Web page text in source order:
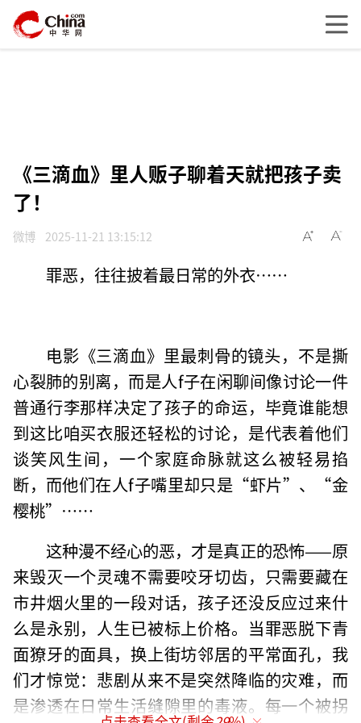
《三滴血》里人贩子聊着天就把孩子卖
了！
微博 2025-11-21 13:15:12
罪恶，往往披着最日常的外衣……
电影《三滴血》里最刺骨的镜头，不是撕
心裂肺的别离，而是人f子在闲聊间像讨论一件
普通行李那样决定了孩子的命运，毕竟谁能想
到这比咱买衣服还轻松的讨论，是代表着他们
谈笑风生间，一个家庭命脉就这么被轻易掐
断，而他们在人f子嘴里却只是“虾片”、“金
樱桃”……
这种漫不经心的恶，才是真正的恐怖——原
来毁灭一个灵魂不需要咬牙切齿，只需要藏在
市井烟火里的一段对话，孩子还没反应过来什
么是永别，人生已被标上价格。当罪恶脱下青
面獠牙的面具，换上街坊邻居的平常面孔，我
们才惊觉：悲剧从来不是突然降临的灾难，而
是渗透在日常生活缝隙里的毒液。每一个被拐